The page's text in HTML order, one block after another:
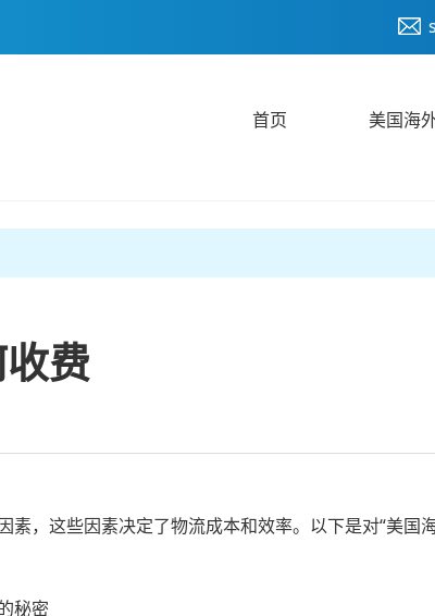
首页 美国海
费
素，这些因素决定了物流成本和效率。以下是对“美
秘密